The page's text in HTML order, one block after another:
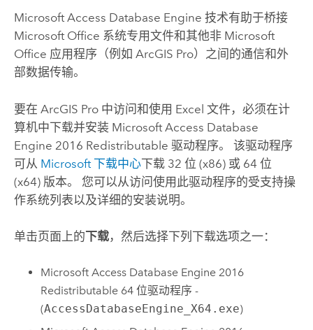
Microsoft Access Database Engine 技术有助于桥接
Microsoft Office 系统专用文件和其他非 Microsoft
Office 应用程序（例如 ArcGIS Pro）之间的通信和外
部数据传输。
要在 ArcGIS Pro中访问和使用 Excel 文件，必须在计
算机中下载并安装 Microsoft Access Database
Engine 2016 Redistributable 驱动程序。 该驱动程序
可从 Microsoft下载中心下载 32 位 (x86) 或 64 位
(x64) 版本。 您可以从访问使用此驱动程序的受支持操
作系统列表以及详细的安装说明。
单击页面上的下载，然后选择下列下载选项之一：
Microsoft Access Database Engine 2016
Redistributable 64 位驱动程序 -
(AccessDatabaseEngine_X64.exe)